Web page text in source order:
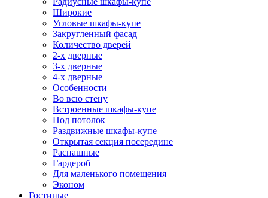
Широкие
Угловые шкафы-купе
Закругленный фасад
Количество дверей
2-х дверные
3-х дверные
4-х дверные
Особенности
Во всю стену
Встроенные шкафы-купе
Под потолок
Раздвижные шкафы-купе
Открытая секция посередине
Распашные
Гардероб
Для маленького помещения
Эконом
Гостиные